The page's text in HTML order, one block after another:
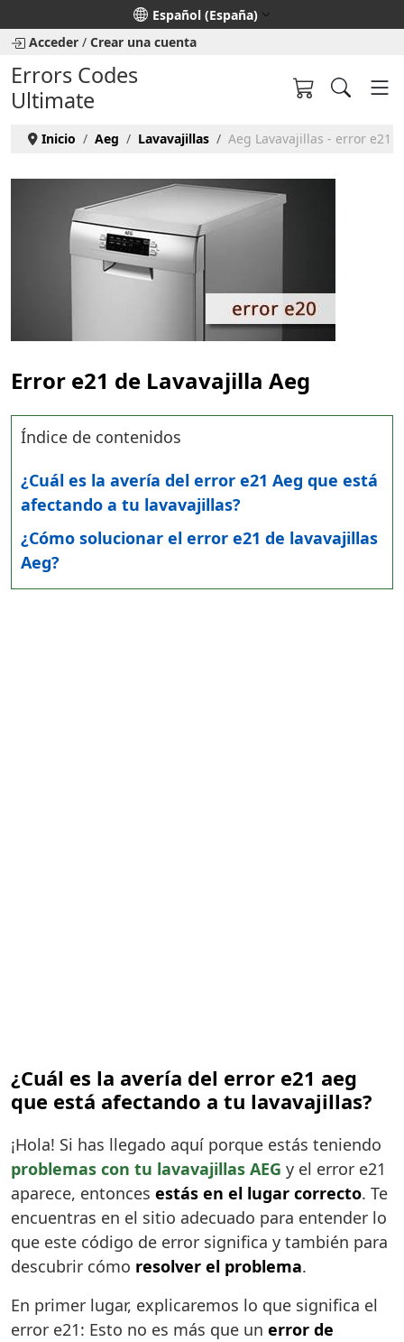
Seleccione su idioma
Español (España)
Acceder / Crear una cuenta
Errors Codes
Ultimate
Inicio Aeg Lavavajillas Aeg Lavavajillas - error e21
Error e21 de Lavavajilla Aeg
Índice de contenidos
¿Cuál es la avería del error e21 Aeg que está
afectando a tu lavavajillas?
¿Cómo solucionar el error e21 de lavavajillas
Aeg?
¿Cuál es la avería del error e21 aeg
que está afectando a tu lavavajillas?
¡Hola! Si has llegado aquí porque estás teniendo
problemas con tu lavavajillas AEG y el error e21
aparece, entonces estás en el lugar correcto. Te
encuentras en el sitio adecuado para entender lo
que este código de error significa y también para
descubrir cómo resolver el problema.
En primer lugar, explicaremos lo que significa el
error e21: Esto no es más que un error de